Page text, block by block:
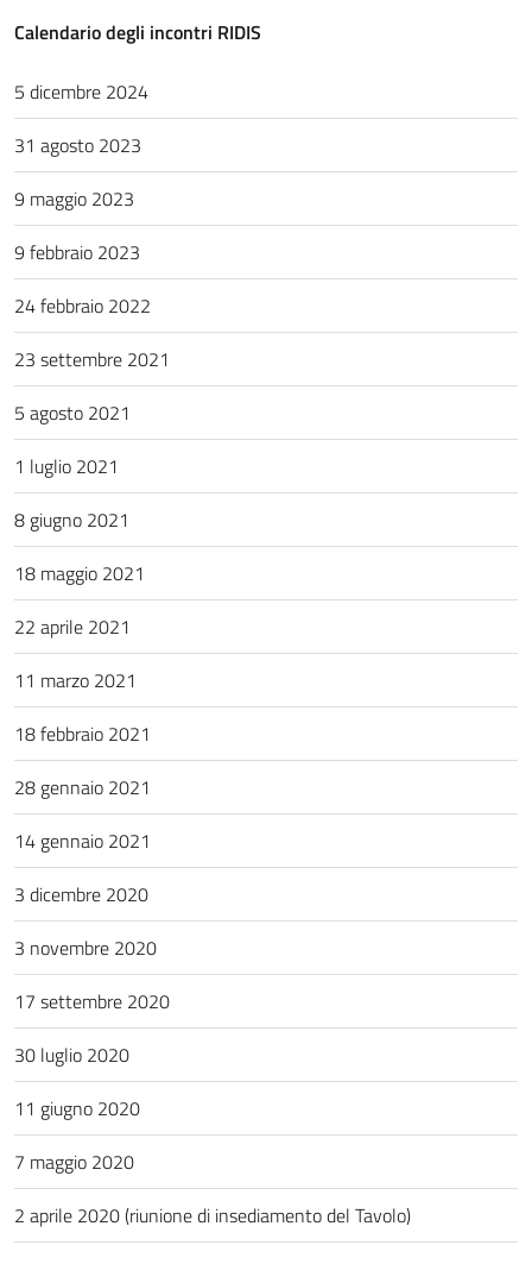
Calendario degli incontri RIDIS
5 dicembre 2024
31 agosto 2023
9 maggio 2023
9 febbraio 2023
24 febbraio 2022
23 settembre 2021
5 agosto 2021
1 luglio 2021
8 giugno 2021
18 maggio 2021
22 aprile 2021
11 marzo 2021
18 febbraio 2021
28 gennaio 2021
14 gennaio 2021
3 dicembre 2020
3 novembre 2020
17 settembre 2020
30 luglio 2020
11 giugno 2020
7 maggio 2020
2 aprile 2020 (riunione di insediamento del Tavolo)